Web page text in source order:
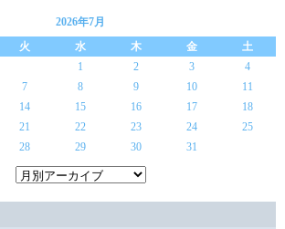
2026年7月
火 水 木 金
土
1
2 3
4
7 8 9 10
11
14 15 16 17
18
21 22 23 24
25
28 29 30 31